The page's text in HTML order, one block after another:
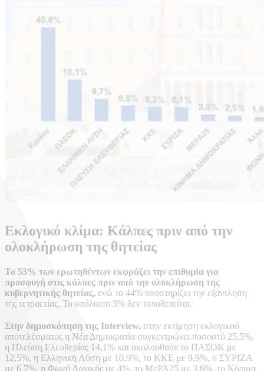
Εκλογικό κλίμα: Κάλπες πριν από την
ολοκλήρωση της θητείας
Το 53% των ερωτηθέντων εκφράζει την επιθυμία για
προσφυγή στις κάλπες πριν από την ολοκλήρωση της
κυβερνητικής θητείας, ενώ το 44% υποστηρίζει την εξάντληση
της τετραετίας. Το υπόλοιπο 3% δεν τοποθετείται.
Στην δημοσκόπηση της Interview, στην εκτίμηση εκλογικού
αποτελέσματος η Νέα Δημοκρατία συγκεντρώνει ποσοστό 25,5%,
η Πλεύση Ελευθερίας 14,1% και ακολουθούν το ΠΑΣΟΚ με
12,5%, η Ελληνική Λύση με 10,9%, το ΚΚΕ με 9,9%, ο ΣΥΡΙΖΑ
με 6,7%, η Φωνή Λογικής με 4%, το ΜεΡΑ25 με 3,6%, το Κίνημα